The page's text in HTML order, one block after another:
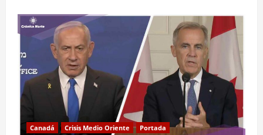
Canadá Crisis Medio Oriente Portada